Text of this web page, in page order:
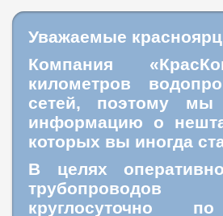
Уважаемые
Компания
километров
сетей, поэтому мы
информацию о
которых вы иногда
В целях
круглосуточно